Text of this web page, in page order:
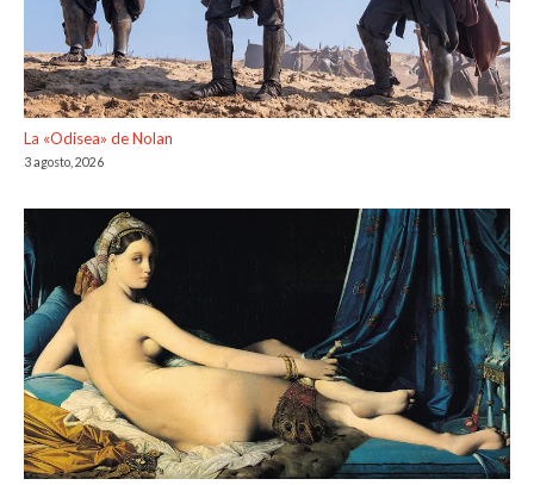
La «Odisea» de Nolan
3 agosto, 2026